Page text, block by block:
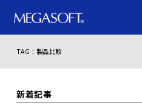
TAG：製品比較
新着記事